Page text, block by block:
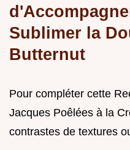
Sublimer la
Butternut
Pour compléter cette
Jacques Poêlées à la
contrastes de textures